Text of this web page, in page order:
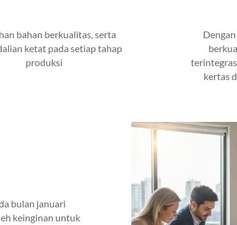
bahan berkualitas, serta
ketat pada setiap tahap
produksi
kertas
bulan januari
keinginan untuk